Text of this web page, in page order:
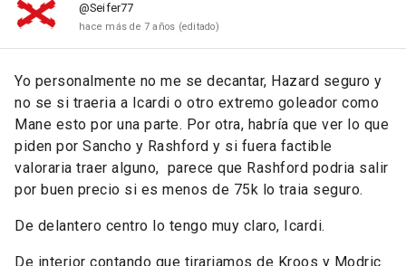
@Seifer77
hace más de 7 años (editado)
Yo personalmente no me se decantar, Hazard seguro y
no se si traeria a Icardi o otro extremo goleador como
Mane esto por una parte. Por otra, habría que ver lo que
piden por Sancho y Rashford y si fuera factible
valoraria traer alguno, parece que Rashford podria salir
por buen precio si es menos de 75k lo traia seguro.
De delantero centro lo tengo muy claro, Icardi.
De interior contando que tirariamos de Kroos y Modric